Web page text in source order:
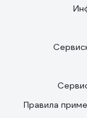
Правила